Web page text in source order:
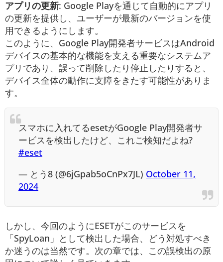
アプリの更新: Google Playを通じて自動的にアプリ
の更新を提供し、ユーザーが最新のバージョンを使
用できるようにします。
このように、Google Play開発者サービスはAndroid
デバイスの基本的な機能を支える重要なシステムア
プリであり、誤って削除したり停止したりすると、
デバイス全体の動作に支障をきたす可能性がありま
す。
スマホに入れてるesetがGoogle Play開発者サ
ービスを検出したけど、これご検知だよね?
#eset
— とう8 (@6jGpab5oCnPx7JL) October 11,
2024
しかし、今回のようにESETがこのサービスを
「SpyLoan」として検出した場合、どう対処すべき
か迷うのは当然です。次の章では、この誤検出の原